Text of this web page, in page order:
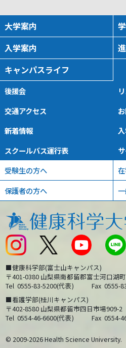
大学案内
入学案内
キャンパスライフ
後援会
交通アクセス
新着情報
スクールバス運行表
受験生の方へ
保護者の方へ
■健康科学部(富士山キャンパス)
〒401-0380 山梨県南都留郡富士河口湖
Tel 0555-83-5200(代表) Fax 0555-
■看護学部(桂川キャンパス)
〒402-8580 山梨県都留市四日市場909-2
Tel 0554-46-6600(代表) Fax 0554-
© 2009-2026 Health Science University.